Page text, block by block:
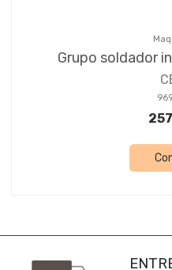
Grupo soldador